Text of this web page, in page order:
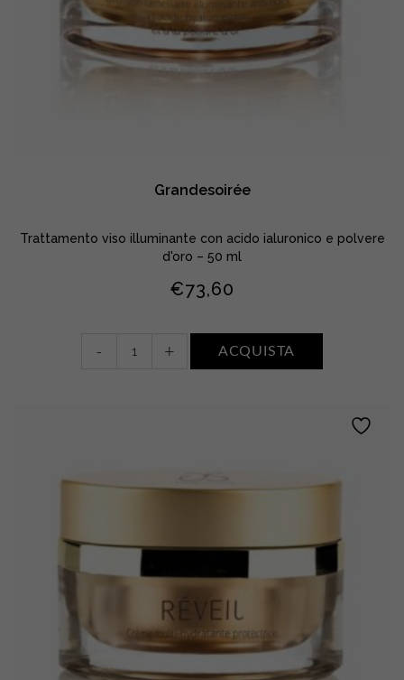
Grandesoirée
Trattamento viso illuminante con acido ialuronico e polvere
d'oro – 50 ml
€73,60
Grandesoirée
- + ACQUISTA